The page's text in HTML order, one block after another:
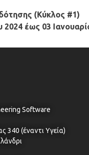
(Κύκλος #1)
έως 03
Software
340 (έναντι Υγεία)